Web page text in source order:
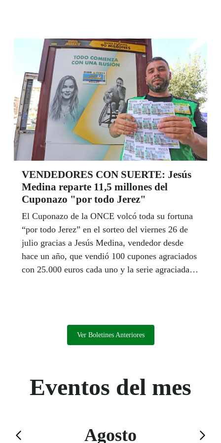
social en Sevilla.
VENDEDORES CON SUERTE: Jesús
Medina reparte 11,5 millones del
Cuponazo "por todo Jerez"
El Cuponazo de la ONCE volcó toda su fortuna
“por todo Jerez” en el sorteo del viernes 26 de
julio gracias a Jesús Medina, vendedor desde
hace un año, que vendió 100 cupones agraciados
con 25.000 euros cada uno y la serie agraciada
Málaga y Moriles (Córdoba) dieron también
premios de más de un millón de euros en las
Ver Boletines Anteriores
Eventos del mes
Saltar el calendario
Agosto